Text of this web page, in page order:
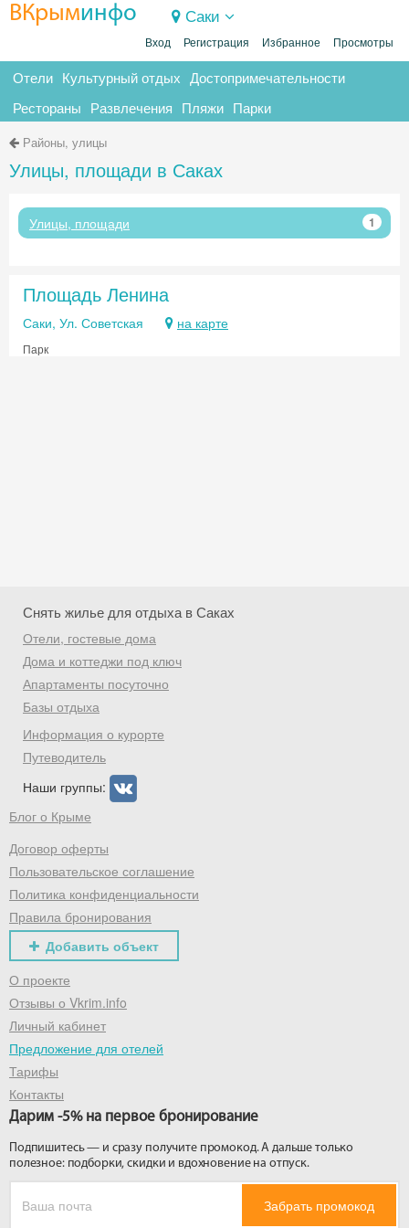
ВКрыминфо Саки
Вход Регистрация Избранное Просмотры
Отели Культурный отдых Достопримечательности
Рестораны Развлечения Пляжи Парки
Районы, улицы
Улицы, площади в Саках
Улицы, площади 1
Площадь Ленина
Саки, Ул. Советская на карте
Парк
Снять жилье для отдыха в Саках
Отели, гостевые дома
Дома и коттеджи под ключ
Апартаменты посуточно
Базы отдыха
Информация о курорте
Путеводитель
Наши группы:
Блог о Крыме
Договор оферты
Пользовательское соглашение
Политика конфиденциальности
Правила бронирования
Добавить объект
О проекте
Отзывы о Vkrim.info
Личный кабинет
Предложение для отелей
Тарифы
Контакты
Дарим -5% на первое бронирование
Подпишитесь — и сразу получите промокод. А дальше только
полезное: подборки, скидки и вдохновение на отпуск.
Забрать промокод
Скидка −5%
Хочешь дешевле? Оставь почту и получи
промокод на первое бронирование!